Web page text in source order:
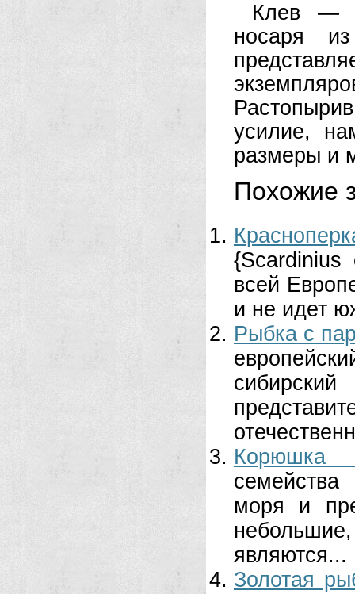
Клев —
носаря
усилие,
размеры и
Похожие
{Scardinius
всей
и не идет
Рыбка с
Корюшка
моря и
являются...
Золотая